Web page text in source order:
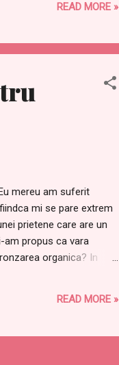
READ MORE »
mereu am suferit
mi se pare extrem
prietene care are un
am propus ca vara
organica? In
de la suprafata pielii
READ MORE »